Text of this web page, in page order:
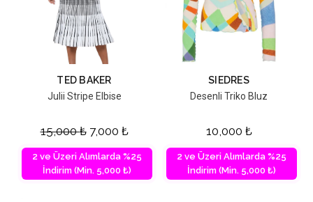
TED BAKER
Julii Stripe Elbise
15,000₺ 7,000 ₺
2 ve Üzeri Alımlarda %25
İndirim (Min. 5,000 ₺)
SIEDRES
Desenli Triko Bluz
10,000 ₺
2 ve Üzeri Alımlarda %25
İndirim (Min. 5,000 ₺)